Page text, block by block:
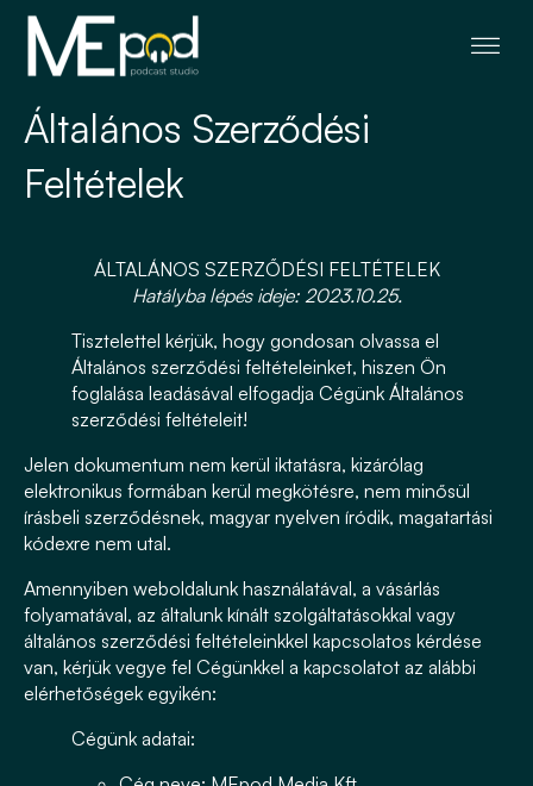
Általános Szerződési
Feltételek
ÁLTALÁNOS SZERZŐDÉSI FELTÉTELEK
Hatályba lépés ideje: 2023.10.25.
Tisztelettel kérjük, hogy gondosan olvassa el
Általános szerződési feltételeinket, hiszen Ön
foglalása leadásával elfogadja Cégünk Általános
szerződési feltételeit!
Jelen dokumentum nem kerül iktatásra, kizárólag
elektronikus formában kerül megkötésre, nem minősül
írásbeli szerződésnek, magyar nyelven íródik, magatartási
kódexre nem utal.
Amennyiben weboldalunk használatával, a vásárlás
folyamatával, az általunk kínált szolgáltatásokkal vagy
általános szerződési feltételeinkkel kapcsolatos kérdése
van, kérjük vegye fel Cégünkkel a kapcsolatot az alábbi
elérhetőségek egyikén:
Cégünk adatai: